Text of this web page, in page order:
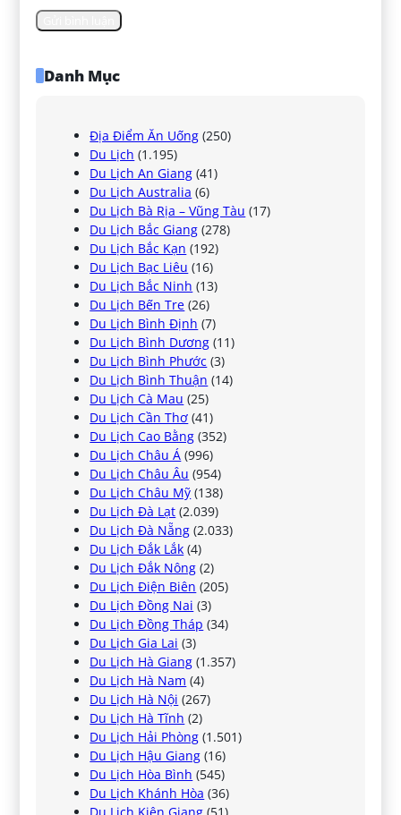
Danh Mục
Địa Điểm Ăn Uống (250)
Du Lịch (1.195)
Du Lịch An Giang (41)
Du Lịch Australia (6)
Du Lịch Bà Rịa – Vũng Tàu (17)
Du Lịch Bắc Giang (278)
Du Lịch Bắc Kạn (192)
Du Lịch Bạc Liêu (16)
Du Lịch Bắc Ninh (13)
Du Lịch Bến Tre (26)
Du Lịch Bình Định (7)
Du Lịch Bình Dương (11)
Du Lịch Bình Phước (3)
Du Lịch Bình Thuận (14)
Du Lịch Cà Mau (25)
Du Lịch Cần Thơ (41)
Du Lịch Cao Bằng (352)
Du Lịch Châu Á (996)
Du Lịch Châu Âu (954)
Du Lịch Châu Mỹ (138)
Du Lịch Đà Lạt (2.039)
Du Lịch Đà Nẵng (2.033)
Du Lịch Đắk Lắk (4)
Du Lịch Đắk Nông (2)
Du Lịch Điện Biên (205)
Du Lịch Đồng Nai (3)
Du Lịch Đồng Tháp (34)
Du Lịch Gia Lai (3)
Du Lịch Hà Giang (1.357)
Du Lịch Hà Nam (4)
Du Lịch Hà Nội (267)
Du Lịch Hà Tĩnh (2)
Du Lịch Hải Phòng (1.501)
Du Lịch Hậu Giang (16)
Du Lịch Hòa Bình (545)
Du Lịch Khánh Hòa (36)